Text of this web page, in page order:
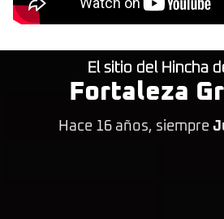
El sitio del Hincha
Fortaleza
Hace 16 años, siempre